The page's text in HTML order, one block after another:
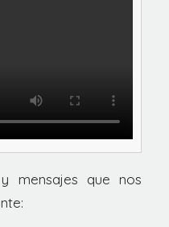
mensajes que nos